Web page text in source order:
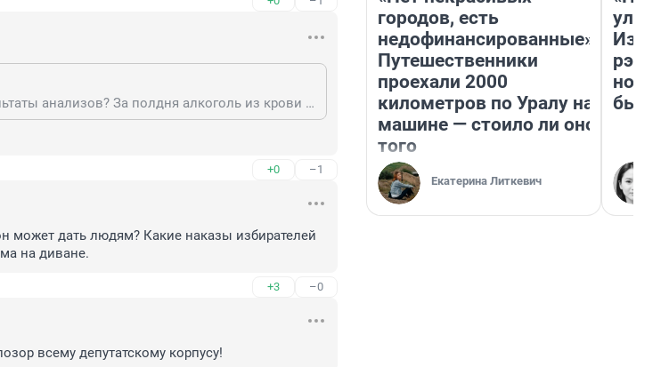
У вас есть доказательства? Результаты анализов? За полдня алкоголь из крови не испарится.
+0 –1
может дать людям? Какие наказы избирателей
на диване.
+3 –0
всему депутатскому корпусу!
городов, есть
недофинансированные».
Путешественники
проехали 2000
километров по Уралу на
машине — стоило ли оно
того
Екатерина Литкевич
было